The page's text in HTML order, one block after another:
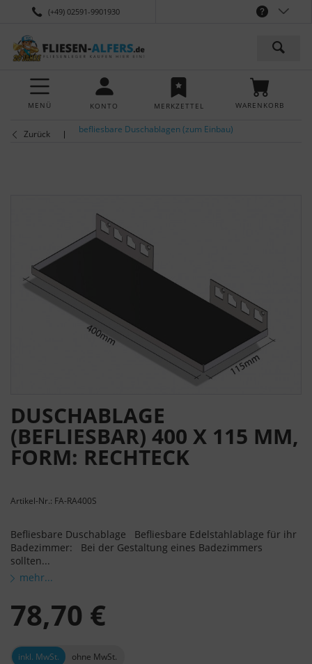
(+49) 02591-9901930
MENÜ KONTO MERKZETTEL WARENKORB
Zurück befliesbare Duschablagen (zum Einbau)
DUSCHABLAGE
(BEFLIESBAR) 400 X 115 MM,
FORM: RECHTECK
Artikel-Nr.: FA-RA400S
Befliesbare Duschablage Befliesbare Edelstahlablage für ihr
Badezimmer: Bei der Gestaltung eines Badezimmers
sollten...
mehr...
78,70 €
inkl. MwSt. ohne MwSt.